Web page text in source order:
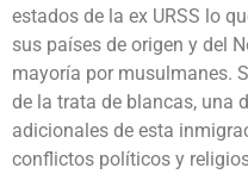
estados de la ex URSS lo
sus países de origen y del
mayoría por musulmanes.
de la trata de blancas, una
adicionales de esta
conflictos políticos y